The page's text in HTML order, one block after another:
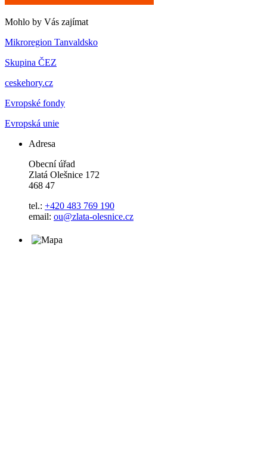
Mohlo by Vás zajímat
Mikroregion Tanvaldsko
Skupina ČEZ
ceskehory.cz
Evropské fondy
Evropská unie
Adresa
Obecní úřad
Zlatá Olešnice 172
468 47
tel.: +420 483 769 190
email: ou@zlata-olesnice.cz